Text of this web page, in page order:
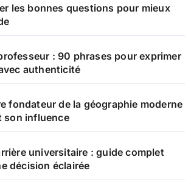
les bonnes questions pour mieux
: 90 phrases pour exprimer
authenticité
fondateur de la géographie moderne
son influence
universitaire : guide complet
décision éclairée